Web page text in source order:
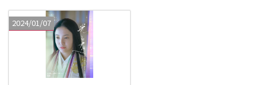
2024/01/07